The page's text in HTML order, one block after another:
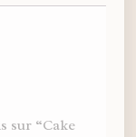
sur “Cake